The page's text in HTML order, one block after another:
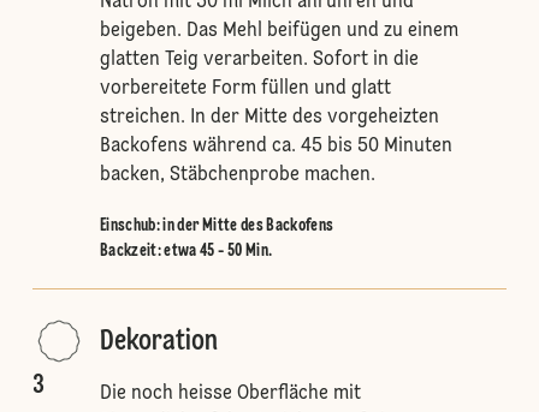
beigeben. Das Mehl beifügen und zu einem
glatten Teig verarbeiten. Sofort in die
vorbereitete Form füllen und glatt
streichen. In der Mitte des vorgeheizten
Backofens während ca. 45 bis 50 Minuten
backen, Stäbchenprobe machen.
Einschub:in der Mitte des Backofens
Backzeit: etwa 45 - 50 Min.
3
Dekoration
Die noch heisse Oberfläche mit